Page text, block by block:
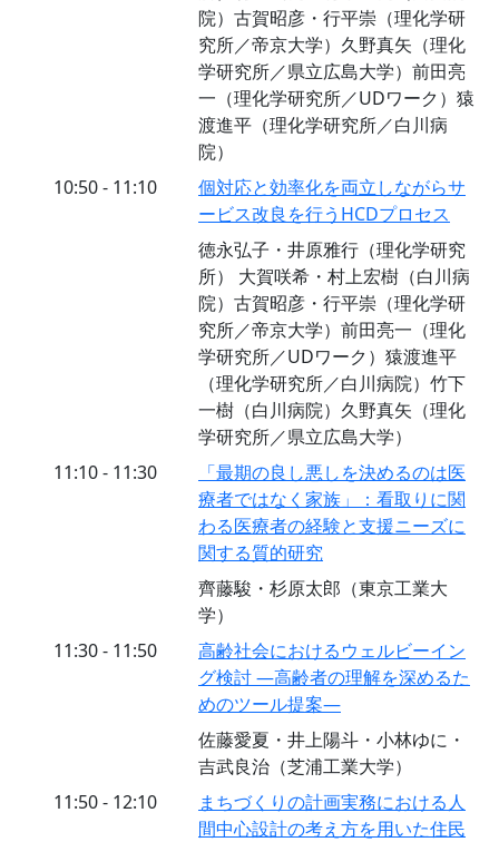
院）古賀昭彦・行平崇（理化学研
究所／帝京大学）久野真矢（理化
学研究所／県立広島大学）前田亮
一（理化学研究所／UDワーク）猿
渡進平（理化学研究所／白川病
院）
10:50 - 11:10
個対応と効率化を両立しながらサ
ービス改良を行うHCDプロセス
徳永弘子・井原雅行（理化学研究
所） 大賀咲希・村上宏樹（白川病
院）古賀昭彦・行平崇（理化学研
究所／帝京大学）前田亮一（理化
学研究所／UDワーク）猿渡進平
（理化学研究所／白川病院）竹下
一樹（白川病院）久野真矢（理化
学研究所／県立広島大学）
11:10 - 11:30
「最期の良し悪しを決めるのは医
療者ではなく家族」：看取りに関
わる医療者の経験と支援ニーズに
関する質的研究
齊藤駿・杉原太郎（東京工業大
学）
11:30 - 11:50
高齢社会におけるウェルビーイン
グ検討 ―高齢者の理解を深めるた
めのツール提案―
佐藤愛夏・井上陽斗・小林ゆに・
吉武良治（芝浦工業大学）
11:50 - 12:10
まちづくりの計画実務における人
間中心設計の考え方を用いた住民